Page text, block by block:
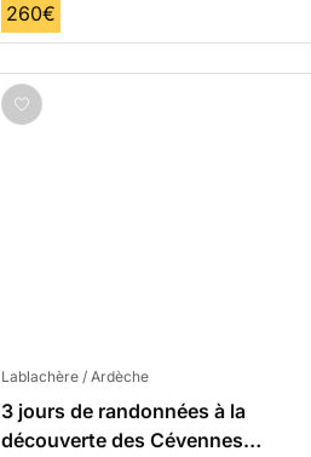
260€
Lablachère / Ardèche
3 jours de randonnées à la
découverte des Cévennes